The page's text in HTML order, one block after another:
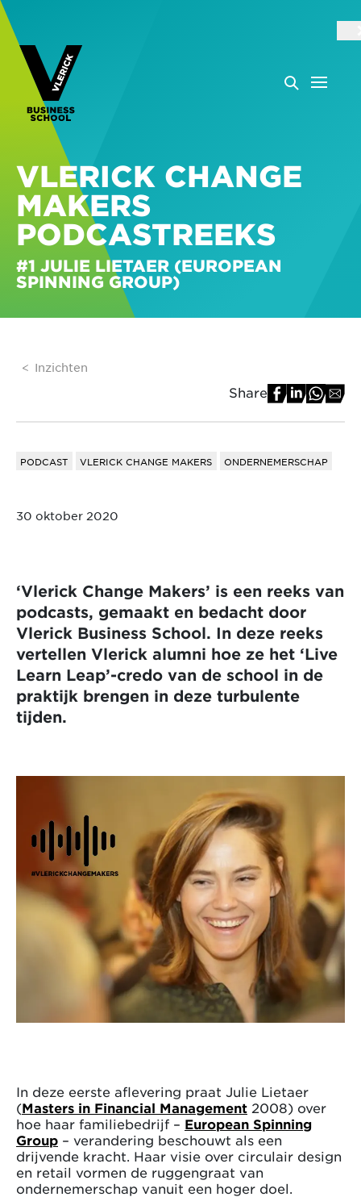
VLERICK CHANGE
MAKERS
PODCASTREEKS
#1 JULIE LIETAER (EUROPEAN
SPINNING GROUP)
Inzichten
Share
PODCAST VLERICK CHANGE MAKERS ONDERNEMERSCHAP
30 oktober 2020
‘Vlerick Change Makers’ is een reeks van
podcasts, gemaakt en bedacht door
Vlerick Business School. In deze reeks
vertellen Vlerick alumni hoe ze het ‘Live
Learn Leap’-credo van de school in de
praktijk brengen in deze turbulente
tijden.
In deze eerste aflevering praat Julie Lietaer
(Masters in Financial Management 2008) over
hoe haar familiebedrijf – European Spinning
Group – verandering beschouwt als een
drijvende kracht. Haar visie over circulair design
en retail vormen de ruggengraat van
ondernemerschap vanuit een hoger doel.